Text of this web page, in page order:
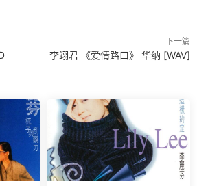
下一篇
李翊君 《爱情路口》 华纳 [WAV]